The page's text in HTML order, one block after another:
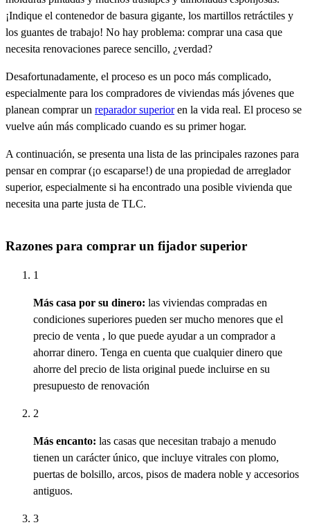
¡Indique el contenedor de basura gigante, los martillos retráctiles y
los guantes de trabajo! No hay problema: comprar una casa que
necesita renovaciones parece sencillo, ¿verdad?
Desafortunadamente, el proceso es un poco más complicado,
especialmente para los compradores de viviendas más jóvenes que
planean comprar un reparador superioren la vida real. El proceso se
vuelve aún más complicado cuando es su primer hogar.
A continuación, se presenta una lista de las principales razones para
pensar en comprar (¡o escaparse!) de una propiedad de arreglador
superior, especialmente si ha encontrado una posible vivienda que
necesita una parte justa de TLC.
Razones para comprar un fijador superior
1
Más casa por su dinero: las viviendas compradas en
condiciones superiores pueden ser mucho menores que el
precio de venta , lo que puede ayudar a un comprador a
ahorrar dinero. Tenga en cuenta que cualquier dinero que
ahorre del precio de lista original puede incluirse en su
presupuesto de renovación
2
Más encanto: las casas que necesitan trabajo a menudo
tienen un carácter único, que incluye vitrales con plomo,
puertas de bolsillo, arcos, pisos de madera noble y accesorios
antiguos.
3